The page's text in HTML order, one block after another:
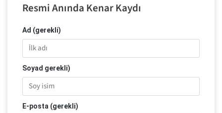
Resmi Anında Kenar Kaydı
Ad (gerekli)
Soyad gerekli)
E-posta (gerekli)